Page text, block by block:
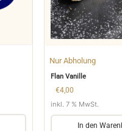
Nur Abholung
Flan Vanille
€4,00
inkl. 7 % MwSt.
In den